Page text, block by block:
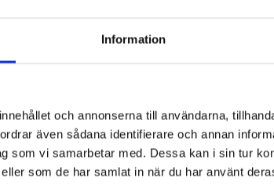
Information
och annonserna till användarna,
även sådana identifierare och annan
som vi samarbetar med. Dessa kan i sin tur
som de har samlat in när du har använt